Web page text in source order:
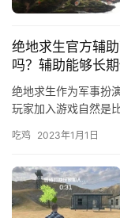
绝地求生官方辅
吗？辅助能够长期
绝地求生作为军事扮
玩家加入游戏自然是
戏的超…
吃鸡 2023年1月1日